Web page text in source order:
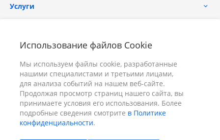
Использование файлов Cookie
Мы используем файлы cookie, разработанные
нашими специалистами и третьими лицами,
для анализа событий на нашем веб-сайте.
Продолжая просмотр страниц нашего сайта, вы
принимаете условия его использования. Более
подробные сведения смотрите в Политике
конфиденциальности.
Услуги
+7 (391) 298-00-11 Заказать звонок